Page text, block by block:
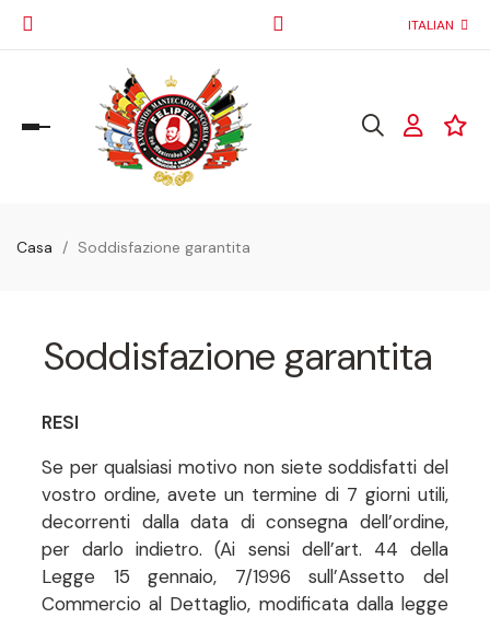
ITALIAN
navigazione
Toggle
Casa Soddisfazione garantita
Soddisfazione garantita
RESI
Se per qualsiasi motivo non siete soddisfatti del
vostro ordine, avete un termine di 7 giorni utili,
decorrenti dalla data di consegna dell’ordine,
per darlo indietro. (Ai sensi dell’art. 44 della
Legge 15 gennaio, 7/1996 sull’Assetto del
Commercio al Dettaglio, modificata dalla legge